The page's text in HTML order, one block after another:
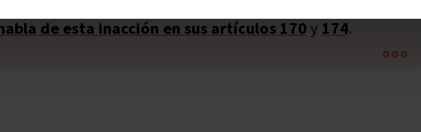
de esta inacción en sus artículos 170y 174.